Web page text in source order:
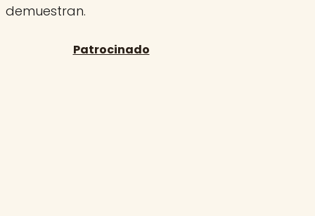
demuestran.